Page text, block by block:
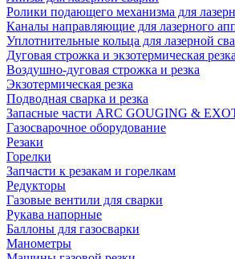
Ролики подающего механизма для
Каналы направляющие для лазерного
Уплотнительные кольца для лазерной
Дуговая строжка и экзотермическая резка
Воздушно-дуговая строжка и резка
Экзотермическая резка
Подводная сварка и резка
Запасные части ARC GOUGING &
Газосварочное оборудование
Резаки
Горелки
Запчасти к резакам и горелкам
Редукторы
Газовые вентили для сварки
Рукава напорные
Баллоны для газосварки
Манометры